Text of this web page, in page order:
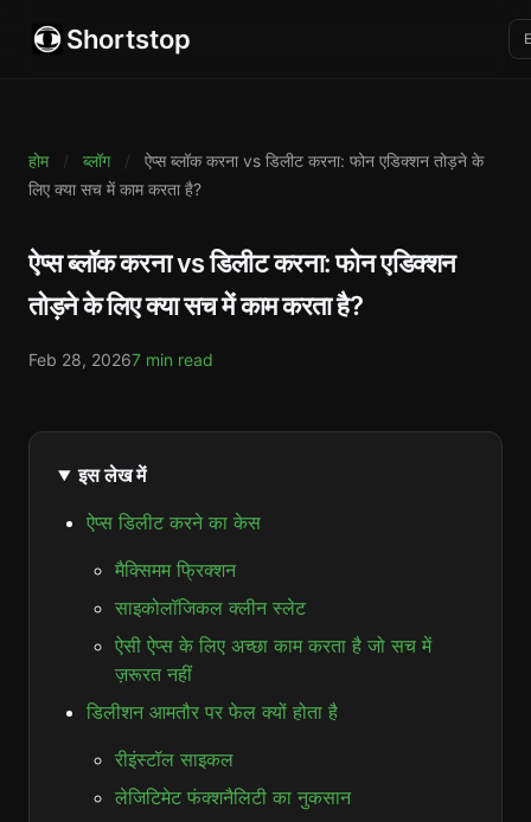
Shortstop
होम / ब्लॉग /
ऐप्स ब्लॉक करना vs डिलीट करना: फोन एडिक्शन तोड़ने के
लिए क्या सच में काम करता है?
ऐप्स ब्लॉक करना vs डिलीट करना: फोन एडिक्शन
तोड़ने के लिए क्या सच में काम करता है?
Feb 28, 20267 min read
इस लेख में
ऐप्स डिलीट करने का केस
मैक्सिमम फ्रिक्शन
साइकोलॉजिकल क्लीन स्लेट
ऐसी ऐप्स के लिए अच्छा काम करता है जो सच में
ज़रूरत नहीं
डिलीशन आमतौर पर फेल क्यों होता है
रीइंस्टॉल साइकल
लेजिटिमेट फंक्शनैलिटी का नुकसान